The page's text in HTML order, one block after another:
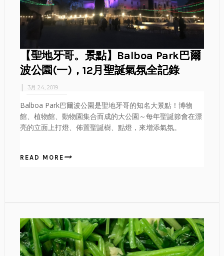
【聖地牙哥。景點】Balboa Park巴爾
波公園(一)，12月聖誕氣氛全記錄
3月 24, 2019
Balboa Park巴爾波公園是聖地牙哥的知名大景點！博物
館、植物館、動物園集合而成的大公園～每年聖誕節會在漂
亮的立面上打燈、佈置聖誕樹、點燈，來增添氣氛。
READ MORE